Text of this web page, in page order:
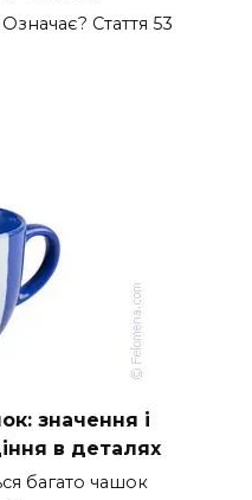
Стаття 53
значення і
в деталях
багато чашок